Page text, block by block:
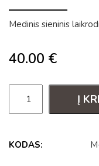
Medinis sieninis
40.00 €
Į
KODAS: